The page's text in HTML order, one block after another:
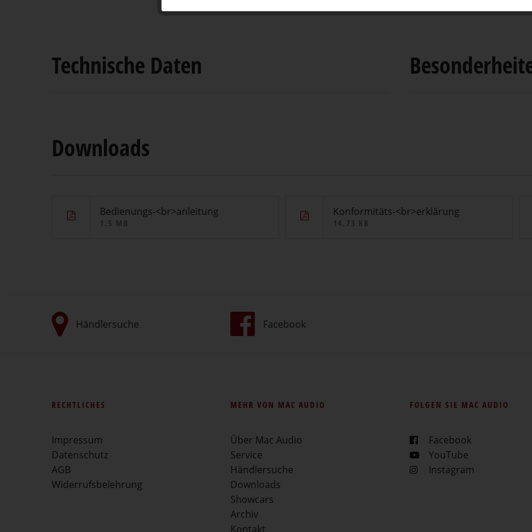
Technische Daten
Downloads
Bedienungs-<br>anleitung Konformitäts-<br>erklärung
Händlersuche Facebook
RECHTLICHES
Impressum
Datenschutz
AGB
Widerrufsbelehrung
MEHR VON MAC AUDIO
Über Mac Audio
Service
Händlersuche
Downloads
Showcars
Archiv
Kontakt
FOLGEN SIE MAC AUDIO
Facebook
YouTube
Instagram